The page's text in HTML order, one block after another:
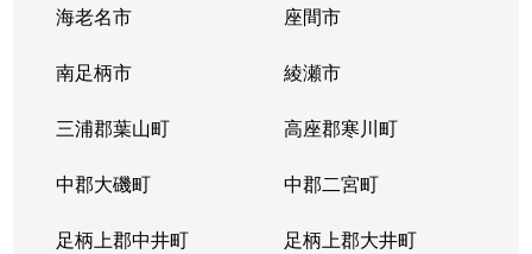
海老名市 座間市
南足柄市 綾瀬市
三浦郡葉山町 高座郡寒川町
中郡大磯町 中郡二宮町
足柄上郡中井町 足柄上郡大井町